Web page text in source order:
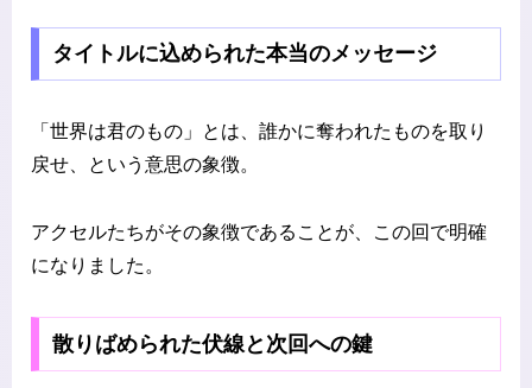
タイトルに込められた本当のメッセージ
「世界は君のもの」とは、誰かに奪われたものを取り
戻せ、という意思の象徴。
アクセルたちがその象徴であることが、この回で明確
になりました。
散りばめられた伏線と次回への鍵